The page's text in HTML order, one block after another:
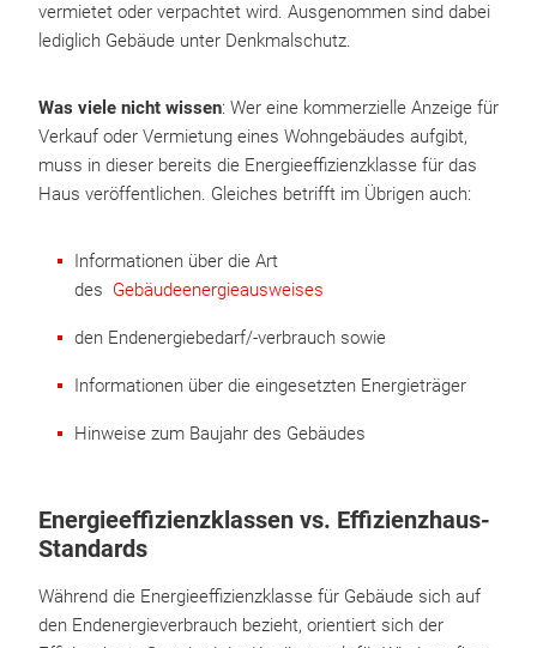
vermietet oder verpachtet wird. Ausgenommen sind dabei
lediglich Gebäude unter Denkmalschutz.
Was viele nicht wissen: Wer eine kommerzielle Anzeige für
Verkauf oder Vermietung eines Wohngebäudes aufgibt,
muss in dieser bereits die Energieeffizienzklasse für das
Haus veröffentlichen. Gleiches betrifft im Übrigen auch:
Informationen über die Art
des Gebäudeenergieausweises
den Endenergiebedarf/-verbrauch sowie
Informationen über die eingesetzten Energieträger
Hinweise zum Baujahr des Gebäudes
Energieeffizienzklassen vs. Effizienzhaus-
Standards
Während die Energieeffizienzklasse für Gebäude sich auf
den Endenergieverbrauch bezieht, orientiert sich der